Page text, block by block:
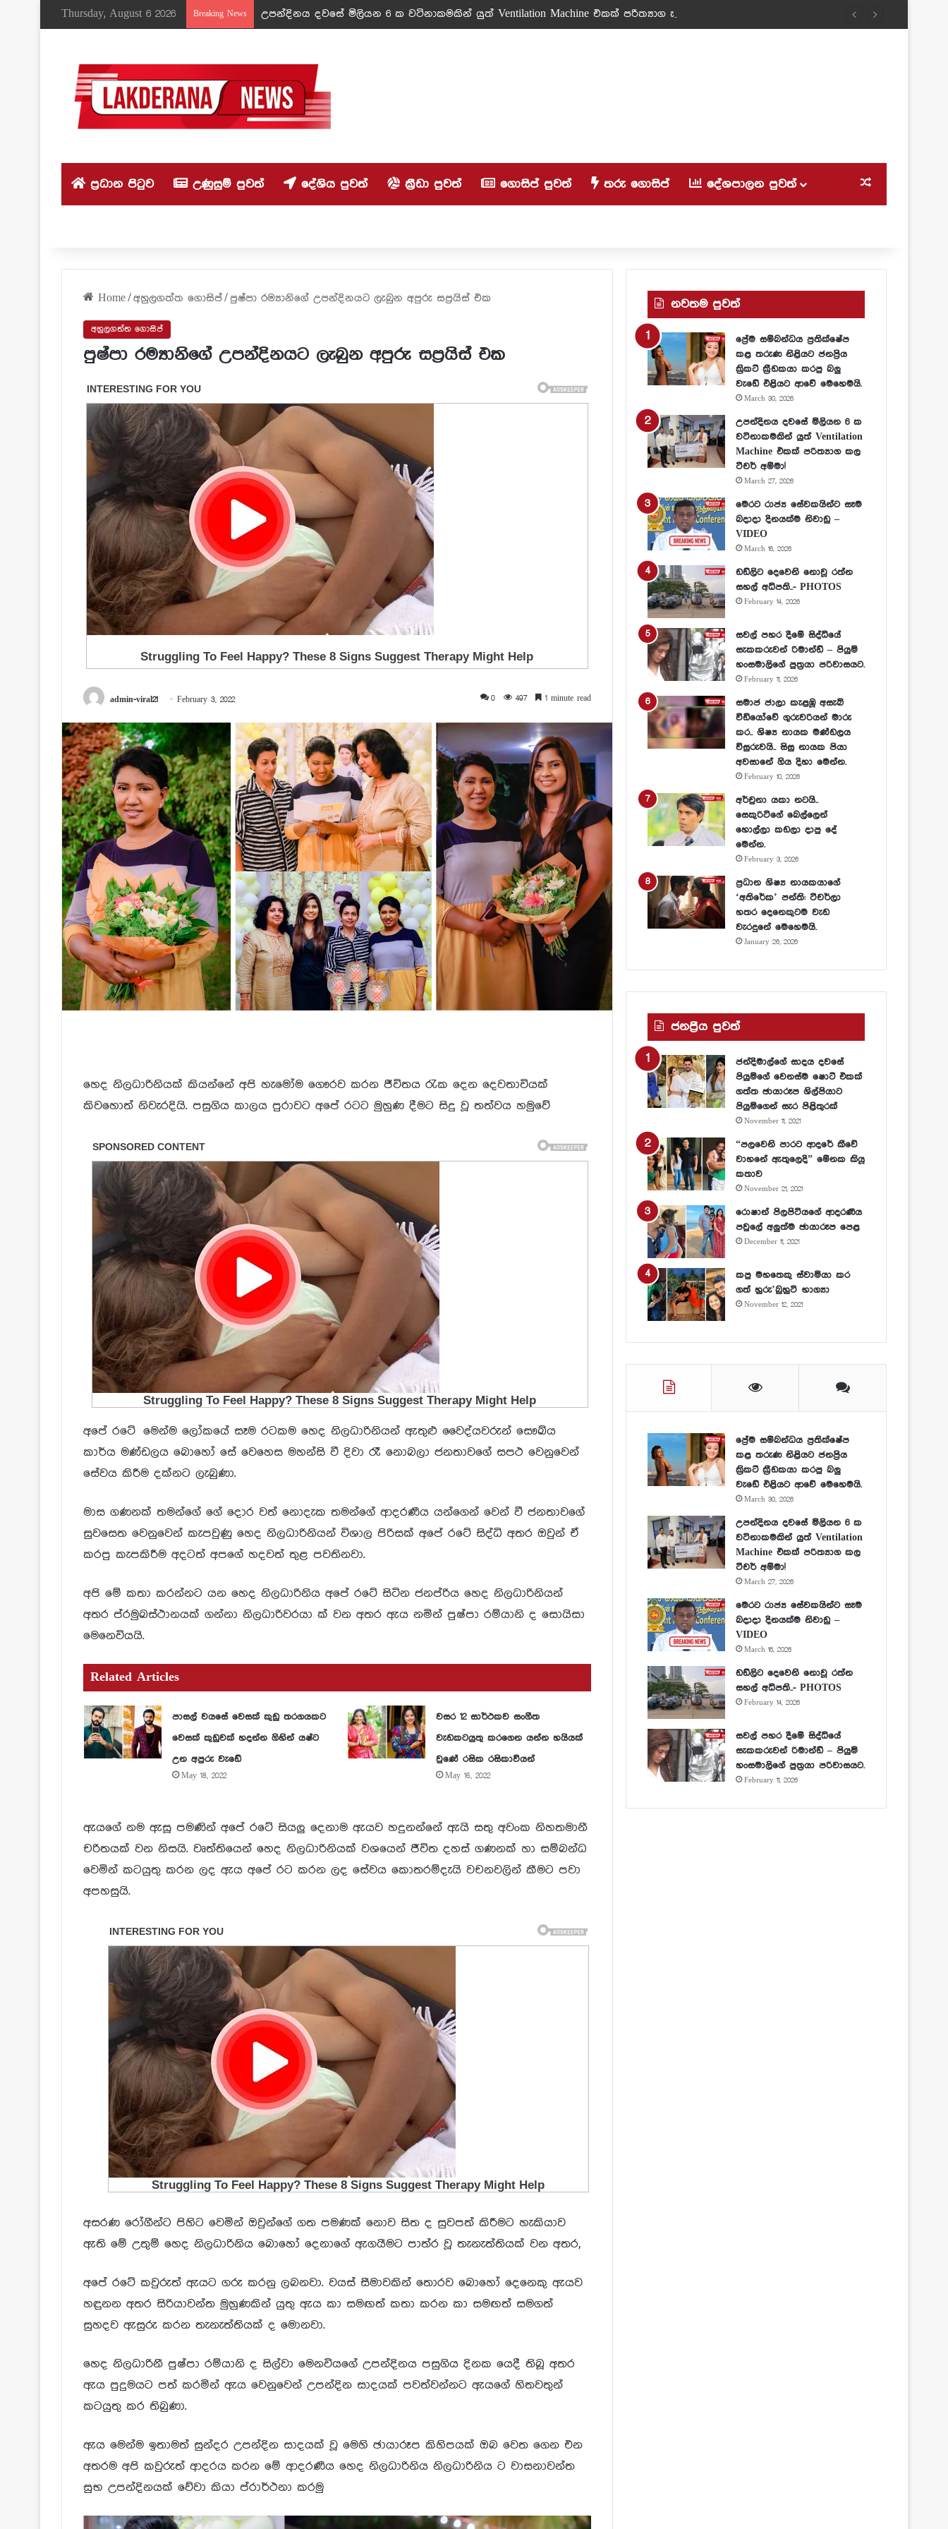
Thursday, August 6 2026 Breaking News උපන්දිනය දවසේ මිලියන 6 ක වටිනාකමකින් යුත් Ventilation Machine එකක් පරිත්‍යාග කල ටීචර් අම්මා!
ප්‍රධාන පිටුව උණුසුම් පුවත් දේශිය පුවත් ක්‍රීඩා පුවත් ගොසිප් පුවත් තරු ගොසිප් දේශපාලන පුවත් Random Article
Home/අහුලගත්ත ගොසිප්/පුෂ්පා රම්‍යානිගේ උපන්දිනයට ලැබුන අපුරු සප්‍රයිස් එක
අහුලගත්ත ගොසිප්
පුෂ්පා රම්‍යානිගේ උපන්දිනයට ලැබුන අපුරු සප්‍රයිස් එක
admin-viral21 February 3, 2022 0 497 1 minute read
හෙද නිලධාරිනියක් කියන්නේ අපි හැමෝම ගෞරව කරන ජීවිතය රැක දෙන දෙවතාවියක්
කිවහොත් නිවැරදියි. පසුගිය කාලය පුරාවට අපේ රටට මුහුණ දීමට සිදු වූ තත්වය හමුවේ
අපේ රටේ මෙන්ම ලෝකයේ සෑම රටකම හෙද නිලධාරිනියන් ඇතුළු වෛද්යවරුන් සෞඛ්ය
කාර්ය මණ්ඩලය බොහෝ සේ වෙහෙස මහන්සි වී දිවා රෑ නොබලා ජනතාවගේ සපථ වෙනුවෙන්
සේවය කිරීම දක්නට ලැබුණා.
මාස ගණනක් තමන්ගේ ගේ දොර වත් නොදැක තමන්ගේ ආදරණීය යන්ගෙන් වෙන් වී ජනතාවගේ
සුවසෙත වෙනුවෙන් කැපවුණු හෙද නිලධාරිනියන් විශාල පිරිසක් අපේ රටේ සිද්ධි අතර ඔවුන් ඒ
කරපු කැපකිරීම අදටත් අපගේ හදවත් තුළ පවතිනවා.
අපි මේ කතා කරන්නට යන හෙද නිලධාරිනිය අපේ රටේ සිටින ජනප්රිය හෙද නිලධාරිනියන්
අතර ප්රමුඛස්ථානයක් ගන්නා නිලධාරිවරයා ක් වන අතර ඇය නමින් පුෂ්පා රම්යානි ද සොයිසා
මෙනෙවියයි.
Related Articles
පාසල් වයසේ වෙසක් කුඩු තරගයකට
වෙසක් කුඩුවක් හදන්න ගිහින් යෂ්ට
උන අපුරු වැඩේ
May 18, 2022
වසර 12 සාර්ථකව සංගීත
වැඩකටයුතු කරගෙන යන්න හයියක්
වුණේ රසික රසිකාවියන්
May 16, 2022
ඇයගේ නම ඇසූ පමණින් අපේ රටේ සියලු දෙනාම ඇයව හදුනන්නේ ඇයි සතු අවංක නිහතමානී
චරිතයක් වන නිසයි. වෘත්තියෙන් හෙද නිලධාරිනියක් වශයෙන් ජීවිත දහස් ගණනක් හා සම්බන්ධ
වෙමින් කටයුතු කරන ලද ඇය අපේ රට කරන ලද සේවය කොතරම්දැයි වචනවලින් කීමට පවා
අපහසුයි.
අසරණ රෝගීන්ට පිහිට වෙමින් ඔවුන්ගේ ගත පමණක් නොව සිත ද සුවපත් කිරීමට හැකියාව
ඇති මේ උතුම් හෙද නිලධාරිනිය බොහෝ දෙනාගේ ඇගයීමට පාත්ර වූ තැනැත්තියක් වන අතර,
අපේ රටේ කවුරුත් ඇයට ගරු කරනු ලබනවා. වයස් සීමාවකින් තොරව බොහෝ දෙනෙකු ඇයව
හඳුනන අතර සිරියාවන්ත මුහුණකින් යුතු ඇය කා සමඟත් කතා කරන කා සමඟත් සමගත්
සුහදව ඇසුරු කරන තැනැත්තියක් ද මොනවා.
හෙද නිලධාරිනී පුෂ්පා රම්යානි ද සිල්වා මෙනවියගේ උපන්දිනය පසුගිය දිනක යෙදී තිබූ අතර
ඇය පුදුමයට පත් කරමින් ඇය වෙනුවෙන් උපන්දින සාදයක් පවත්වන්නට ඇයගේ හිතවතුන්
කටයුතු කර තිබුණා.
ඇය මෙන්ම ඉතාමත් සුන්දර උපන්දින සාදයක් වූ මෙහි ඡායාරූප කිහිපයක් ඔබ වෙත ගෙන එන
අතරම අපි කවුරුත් ආදරය කරන මේ ආදරණීය හෙද නිලධාරිනිය නිලධාරිනිය ට වාසනාවන්ත
සුභ උපන්දිනයක් වේවා කියා ප්රාර්ථනා කරමු
නවතම පුවත්
ප්‍රේම සම්බන්ධය ප්‍රතික්ෂේප
කළ තරුණ නිළියට ජනප්‍රිය
ක්‍රිකට් ක්‍රීඩකයා කරපු බලු
වැඩේ එළියට ආවේ මෙහෙමයි.
March 30, 2026
උපන්දිනය දවසේ මිලියන 6 ක
වටිනාකමකින් යුත් Ventilation
Machine එකක් පරිත්‍යාග කල
ටීචර් අම්මා!
March 27, 2026
මෙරට රාජ්‍ය සේවකයින්ට සෑම
බදාදා දිනයක්ම නිවාඩු –
VIDEO
March 16, 2026
ඩඩ්ලිට දෙවෙනි නොවූ රත්න
සහල් අධිපති..- PHOTOS
February 14, 2026
සවල් පහර දීමේ සිද්ධියේ
සැකකරුවන් රිමාන්ඩ් – පියුමි
හංසමාලිගේ පුත්‍රයා පරිවාසයට.
February 11, 2026
සමාජ ජාලා කැළඹූ අසැබි
වීඩියෝවේ ගුරුවරියන් මාරු
කර.. ශිෂ්‍ය නායක මණ්ඩලය
විසුරුවයි.. සිසු නායක පියා
අවසානේ ගිය දිහා මෙන්න.
February 10, 2026
අර්චුනා යකා නටයි..
සෙකුරිටිගේ බෙල්ලෙන්
හොල්ලා කඩලා දාපු දේ
මෙන්න.
February 3, 2026
ප්‍රධාන ශිෂ්‍ය නායකයාගේ
‘අතිරේක’ පන්ති: ටීචර්ලා
හතර දෙනෙකුටම වැඩ
වැරදුනේ මෙහෙමයි.
January 26, 2026
ජනප්‍රීය පුවත්
ජන්දිමාල්ගේ සාදය දවසේ
පියුමිගේ වෙනස්ම ෂොට් එකක්
ගත්ත ඡායාරූප ශිල්පියාට
පියුමිගෙන් සැර පිළිතුරක්
November 11, 2021
“පලවෙනි පාරට ආදරේ කීවේ
වාහනේ ඇතුලෙදි” මේනක කියූ
කතාව
November 21, 2021
රොෂාන් පිලපිටියගේ ආදරණීය
පවුලේ අලුත්ම ඡායාරූප පෙළ
December 11, 2021
කපු මහතෙකු ස්වාමියා කර
ගත් හුරු’බුහුටි භාග්‍යා
November 12, 2021
ප්‍රේම සම්බන්ධය ප්‍රතික්ෂේප
කළ තරුණ නිළියට ජනප්‍රිය
ක්‍රිකට් ක්‍රීඩකයා කරපු බලු
වැඩේ එළියට ආවේ මෙහෙමයි.
March 30, 2026
උපන්දිනය දවසේ මිලියන 6 ක
වටිනාකමකින් යුත් Ventilation
Machine එකක් පරිත්‍යාග කල
ටීචර් අම්මා!
March 27, 2026
මෙරට රාජ්‍ය සේවකයින්ට සෑම
බදාදා දිනයක්ම නිවාඩු –
VIDEO
March 16, 2026
ඩඩ්ලිට දෙවෙනි නොවූ රත්න
සහල් අධිපති..- PHOTOS
February 14, 2026
සවල් පහර දීමේ සිද්ධියේ
සැකකරුවන් රිමාන්ඩ් – පියුමි
හංසමාලිගේ පුත්‍රයා පරිවාසයට.
February 11, 2026